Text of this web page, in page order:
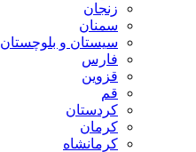
زنجان
سمنان
سیستان و بلوچستان
فارس
قزوین
قم
کردستان
کرمان
کرمانشاه